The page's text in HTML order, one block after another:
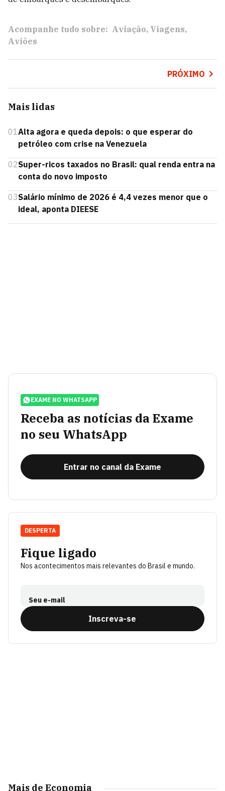
Acompanhe tudo sobre: Aviação Viagens
Aviões
PRÓXIMO
Mais lidas
01 Alta agora e queda depois: o que esperar do
petróleo com crise na Venezuela
02Super-ricos taxados no Brasil: qual renda entra na
conta do novo imposto
03Salário mínimo de 2026 é 4,4 vezes menor que o
ideal, aponta DIEESE
EXAME NO WHATSAPP
Receba as notícias da Exame
no seu WhatsApp
Entrar no canal da Exame
Fique ligado
Nos acontecimentos mais relevantes do Brasil e mundo.
Seu e-mail
Inscreva-se
DESPERTA
Mais de Economia